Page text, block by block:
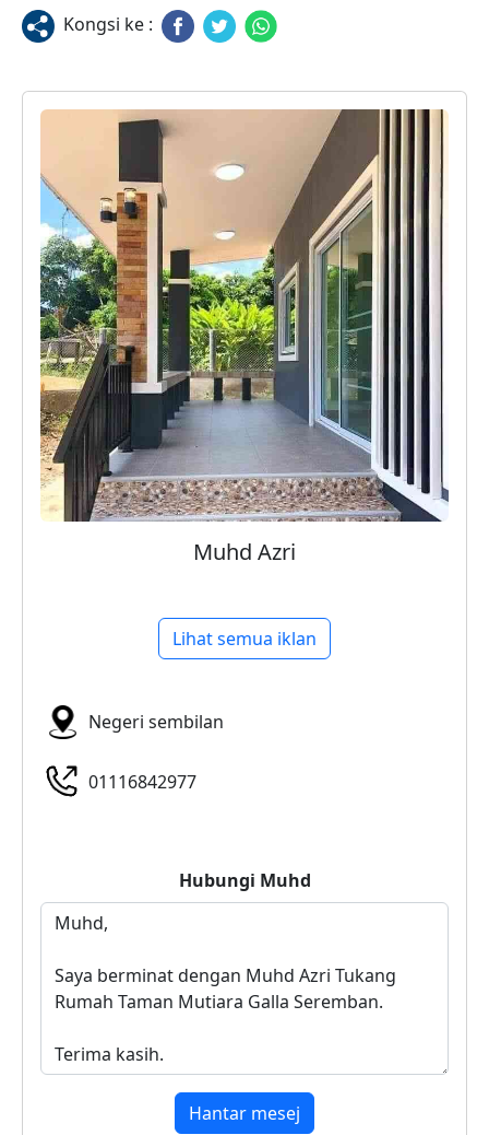
Kongsi ke :
Muhd Azri
Lihat semua iklan
Negeri sembilan
01116842977
Hubungi Muhd
Hantar mesej